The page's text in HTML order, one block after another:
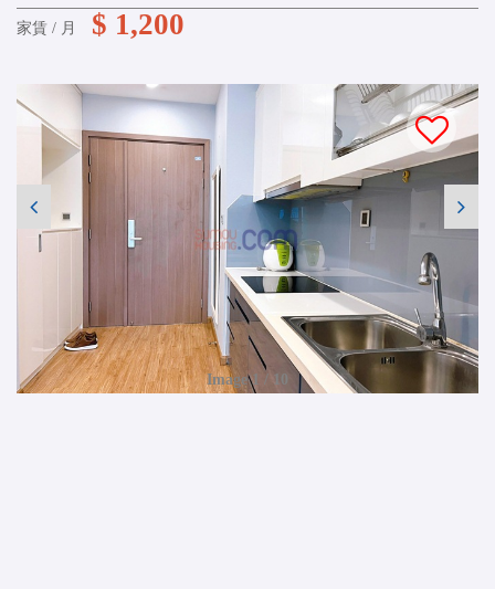
家賃 / 月 $ 1,200
Image 1 / 10